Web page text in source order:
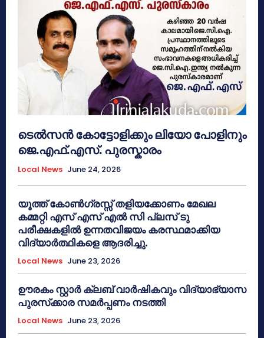
ടെൽസൻ കോട്ടോളിക്കും ലിയോ പോളിനും
ജെ.എഫ്.എസ്. പുരസ്കാരം
Local News June 24, 2026
യൂത്ത് കോൺഗ്രസ്സ് തളിയക്കോണം മേഖല
കമ്മറ്റി എസ് എസ് എൽ സി പ്ലസ് ടു
പരീക്ഷകളിൽ ഉന്നതവിജയം കരസ്ഥമാക്കിയ
വിദ്യാർത്ഥികളെ ആദരിച്ചു.
Local News June 23, 2026
ഊരകം സ്റ്റാർ ക്ലബ് വാർഷികവും വിദ്യാഭ്യാസ
പുരസ്‌ക്കാര സമർപ്പണം നടത്തി
Local News June 23, 2026